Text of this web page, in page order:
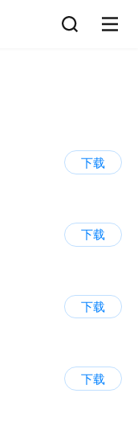
下载
下载
下载
下载